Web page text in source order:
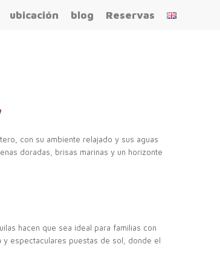
ubicación blog Reservas
con su ambiente relajado y sus aguas
doradas, brisas marinas y un horizonte
hacen que sea ideal para familias con
y espectaculares puestas de sol, donde el